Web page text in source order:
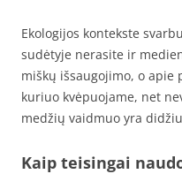
Ekologijos kontekste
sudėtyje nerasite ir
miškų išsaugojimo, o
kuriuo kvėpuojame, net
medžių vaidmuo yra
Kaip teisingai